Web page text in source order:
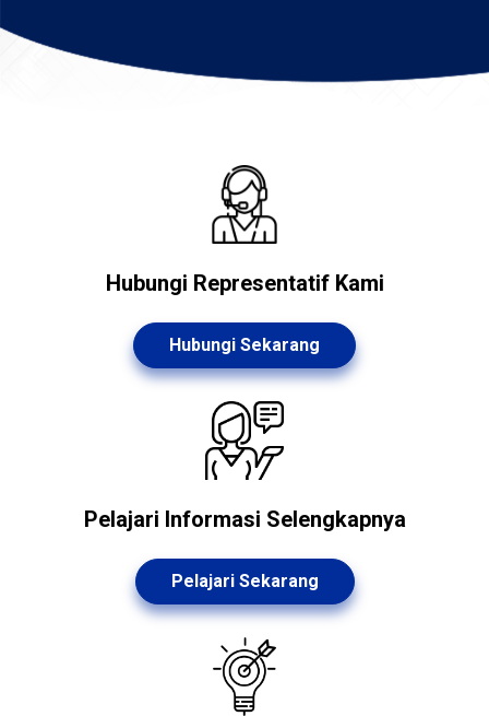
Hubungi Representatif Kami
Hubungi Sekarang
Pelajari Informasi Selengkapnya
Pelajari Sekarang